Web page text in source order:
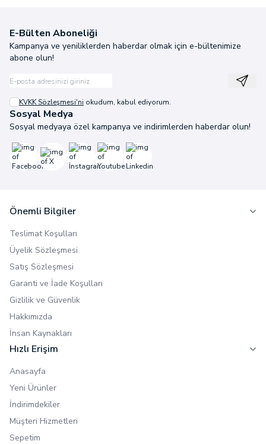
E-Bülten Aboneliği
Kampanya ve yeniliklerden haberdar olmak için e-bültenimize
abone olun!
KVKK Sözleşmesi'ni okudum, kabul ediyorum.
Sosyal Medya
Sosyal medyaya özel kampanya ve indirimlerden haberdar olun!
Facebook
X İnstagramYoutube Linkedin
Önemli Bilgiler
Teslimat Koşulları
Üyelik Sözleşmesi
Satış Sözleşmesi
Garanti ve İade Koşulları
Gizlilik ve Güvenlik
Hakkımızda
İnsan Kaynakları
Hızlı Erişim
Anasayfa
Yeni Ürünler
İndirimdekiler
Müşteri Hizmetleri
Sepetim